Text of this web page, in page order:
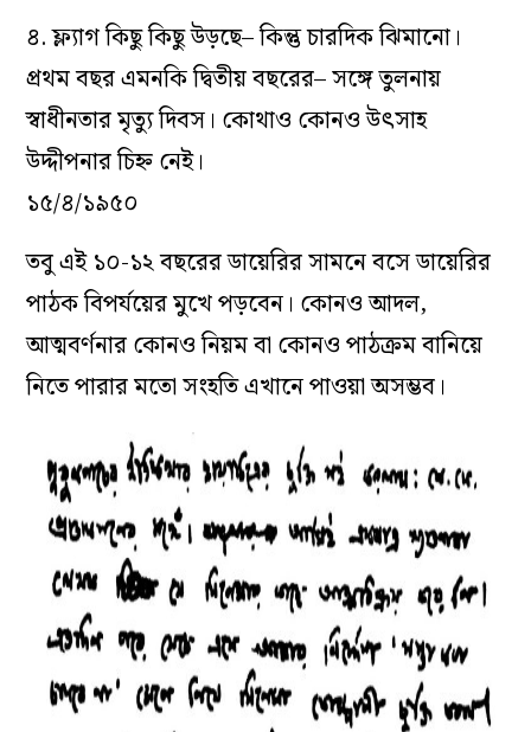
৪. ফ্ল‌্যাগ কিছু কিছু উড়ছে– কিন্তু চারদিক ঝিমানো।
প্রথম বছর এমনকি দ্বিতীয় বছরের– সঙ্গে তুলনায়
স্বাধীনতার মৃত‌্যু দিবস। কোথাও কোনও উৎসাহ
উদ্দীপনার চিহ্ন নেই।
১৫/৪/১৯৫০
তবু এই ১০-১২ বছরের ডায়েরির সামনে বসে ডায়েরির
পাঠক বিপর্যয়ের মুখে পড়বেন। কোনও আদল,
আত্মবর্ণনার কোনও নিয়ম বা কোনও পাঠক্রম বানিয়ে
নিতে পারার মতো সংহতি এখানে পাওয়া অসম্ভব।